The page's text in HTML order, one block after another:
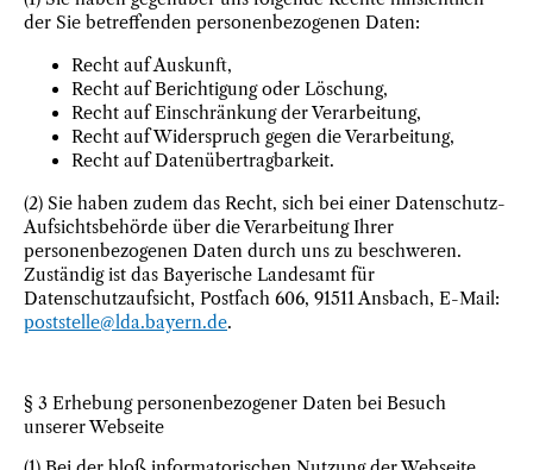
der Sie betreffenden personenbezogenen Daten:
Recht auf Auskunft,
Recht auf Berichtigung oder Löschung,
Recht auf Einschränkung der Verarbeitung,
Recht auf Widerspruch gegen die Verarbeitung,
Recht auf Datenübertragbarkeit.
(2) Sie haben zudem das Recht, sich bei einer Datenschutz-
Aufsichtsbehörde über die Verarbeitung Ihrer
personenbezogenen Daten durch uns zu beschweren.
Zuständig ist das Bayerische Landesamt für
Datenschutzaufsicht, Postfach 606, 91511 Ansbach, E-Mail:
poststelle@lda.bayern.de.
§ 3 Erhebung personenbezogener Daten bei Besuch
unserer Webseite